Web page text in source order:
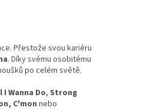
Přestože svou kariéru
. Díky svému osobitému
po celém světě.
I Wanna Do, Strong
C'monnebo